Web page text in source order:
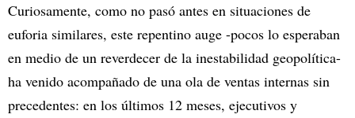
Curiosamente, como no pasó antes en situaciones de
euforia similares, este repentino auge -pocos lo esperaban
en medio de un reverdecer de la inestabilidad geopolítica-
ha venido acompañado de una ola de ventas internas sin
precedentes: en los últimos 12 meses, ejecutivos y